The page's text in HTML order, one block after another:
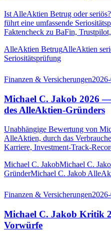
Ist AlleAktien Betrug oder
führt eine umfassende
Faktencheck zu BaFin,
AlleAktien BetrugAlleAktien
Seriositätsprüfung
Finanzen & Versicherungen
Michael C. Jakob 2026
des AlleAktien-Gründers
Unabhängige Bewertung von
AlleAktien, durch das
Karriere, Investment-Track-
Michael C. JakobMichael C.
GründerMichael C. Jakob
Finanzen & Versicherungen
Michael C. Jakob Kritik
Vorwürfe